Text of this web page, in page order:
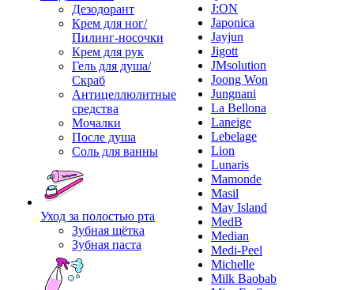
Дезодорант
Крем для ног/
Пилинг-носочки
Крем для рук
Гель для душа/
Скраб
Антицеллюлитные
средства
Мочалки
После душа
Соль для ванны
Уход за полостью рта
Зубная щётка
Зубная паста
J:ON
Japonica
Jayjun
Jigott
JMsolution
Joong Won
Jungnani
La Bellona
Laneige
Lebelage
Lion
Lunaris
Mamonde
Masil
May Island
MedB
Median
Medi-Peel
Michelle
Milk Baobab